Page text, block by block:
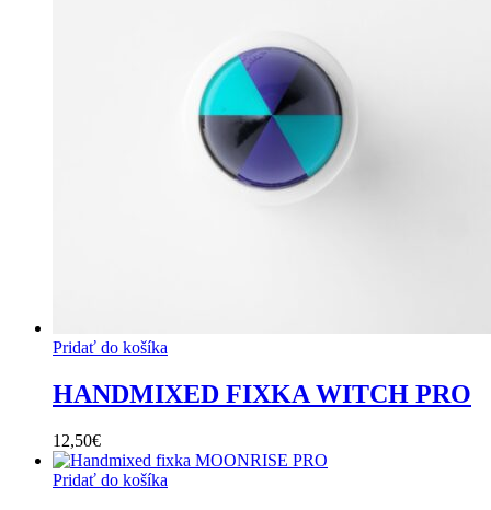
Pridať do košíka
HANDMIXED FIXKA WITCH PRO
12,50€
Pridať do košíka